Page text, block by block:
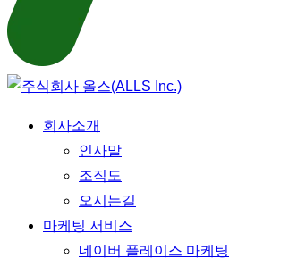
Menu
회사소개
인사말
조직도
오시는길
마케팅 서비스
네이버 플레이스 마케팅